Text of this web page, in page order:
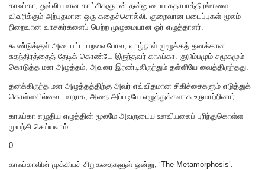
காஃப்கா, துல்லியமான காட்சிகளுடன் தன்னுடைய கதாபாத்திரங்களை
விவரிக்கும் அற்புதமான ஒரு கதைச்சொல்லி. குறைவான படைப்புகள் மூலம்
நிறைவான வாசகர்களைப் பெற்ற முழுமையான ஓர் எழுத்தாளர்.
கூண்டுக்குள் அடைபட்ட பறவைபோல, வாழ்நாள் முழுக்கத் தனக்கான
சுதந்திரத்தைத் தேடிக் கொண்டே இருந்தவர் காஃப்கா. குடும்பமும் சமூகமும்
கொடுத்த மன அழுத்தம், அவரை இரண்டிலிருந்தும் தள்ளியே வைத்திருந்தது.
தனக்கிருந்த மன அழுத்தத்திற்கு அவர் எவ்விதமான சிகிச்சைகளும் எடுத்துக்
கொள்ளவில்லை. மாறாக, அதை அப்படியே எழுத்துக்களாக உருமாற்றினார்.
காஃப்கா எழுதிய எழுத்தின் மூலமே அவருடைய உளவியலைப் புரிந்துகொள்ள
முயற்சி செய்யலாம்.
0
காஃப்காவின் முக்கியச் சிறுகதைகளுள் ஒன்று, ‘The Metamorphosis’.